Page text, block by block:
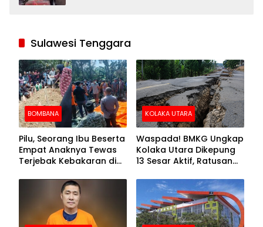
Sulawesi Tenggara
BOMBANA
Pilu, Seorang Ibu Beserta
Empat Anaknya Tewas
Terjebak Kebakaran di
KOLAKA UTARA
Waspada! BMKG Ungkap
Kolaka Utara Dikepung
13 Sesar Aktif, Ratusan